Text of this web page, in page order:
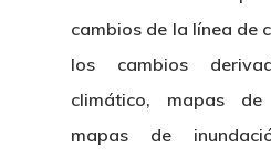
cambios de la línea de
los cambios
climático, mapas de
mapas de